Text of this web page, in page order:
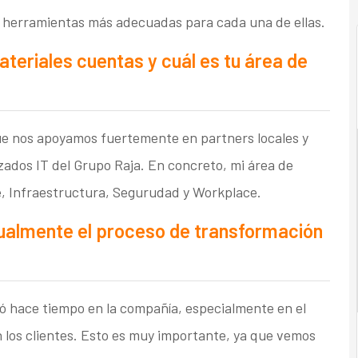
más adecuadas para cada una de ellas.
cuentas y cuál es tu área de
nos apoyamos fuertemente en partners locales y
IT del Grupo Raja. En concreto, mi área de
Infraestructura, Segurudad y Workplace.
el proceso de transformación
tiempo en la compañía, especialmente en el
clientes. Esto es muy importante, ya que vemos